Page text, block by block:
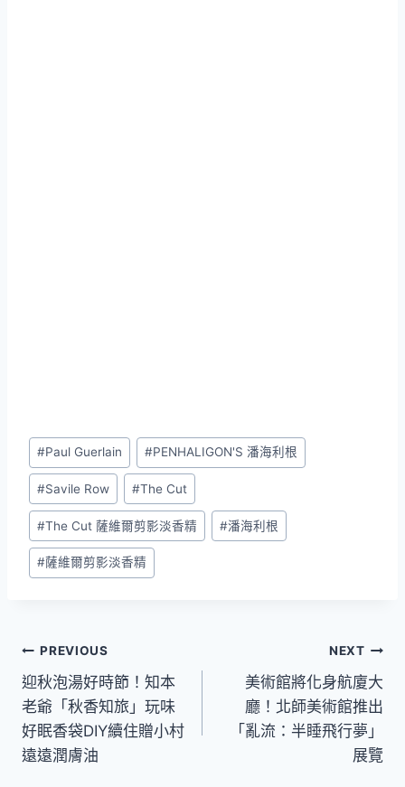
Post
Tags:
#Paul Guerlain #PENHALIGON'S 潘海利根
#Savile Row #The Cut
#The Cut 薩維爾剪影淡香精 #潘海利根
#薩維爾剪影淡香精
文
章
導
覽
PREVIOUS
迎秋泡湯好時節！知本
老爺「秋香知旅」玩味
好眠香袋DIY續住贈小村
遠遠潤膚油
NEXT
美術館將化身航廈大
廳！北師美術館推出
「亂流：半睡飛行夢」
展覽